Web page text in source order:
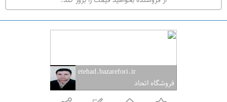
ر
ا
ص
ف
ه
etehad.bazarefori.ir
فروشگاه اتحاد